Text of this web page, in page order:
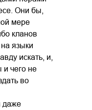
Они бы,
мере
кланов
языки
искать, и,
чего не
во
даже